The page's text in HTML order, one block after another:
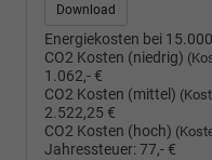
Download
Energiekosten bei
CO2 Kosten (niedrig)
1.062,- €
CO2 Kosten (mittel)
2.522,25 €
CO2 Kosten (hoch)
Jahressteuer:77,- €